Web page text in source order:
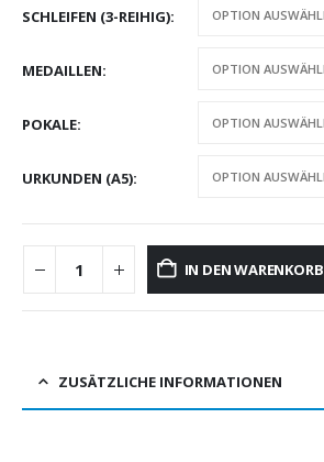
SCHLEIFEN (3-REIHIG)
MEDAILLEN
POKALE
URKUNDEN (A5)
IN DEN WARENKORB
ZUSÄTZLICHE INFORMATIONEN